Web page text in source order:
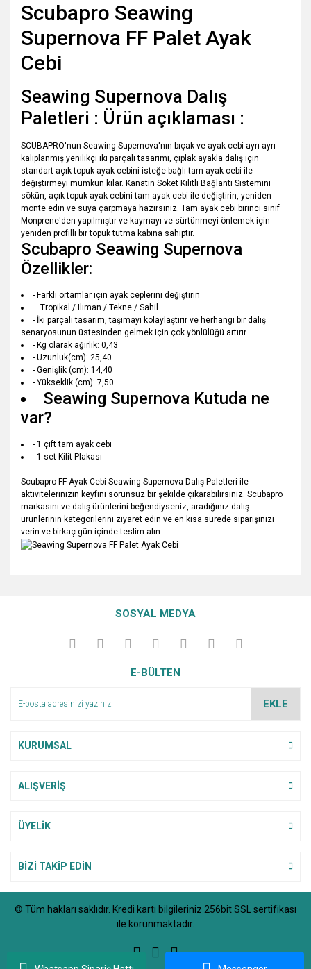
Scubapro Seawing
Supernova FF Palet Ayak
Cebi
Seawing Supernova Dalış
Paletleri : Ürün açıklaması :
SCUBAPRO'nun Seawing Supernova'nın bıçak ve ayak cebi ayrı ayrı
kalıplanmış yenilikçi iki parçalı tasarımı, çıplak ayakla dalış için
standart açık topuk ayak cebini isteğe bağlı tam ayak cebi ile
değiştirmeyi mümkün kılar. Kanatın Soket Kilitli Bağlantı Sistemini
sökün, açık topuk ayak cebini tam ayak cebi ile değiştirin, yeniden
monte edin ve suya çarpmaya hazırsınız. Tam ayak cebi birinci sınıf
Monprene'den yapılmıştır ve kaymayı ve sürtünmeyi önlemek için
yeniden profilli bir topuk tutma kabına sahiptir.
Scubapro Seawing Supernova
Özellikler:
- Farklı ortamlar için ayak ceplerini değiştirin
– Tropikal / Ilıman / Tekne / Sahil.
- İki parçalı tasarım, taşımayı kolaylaştırır ve herhangi bir dalış
senaryosunun üstesinden gelmek için çok yönlülüğü artırır.
- Kg olarak ağırlık: 0,43
- Uzunluk(cm): 25,40
- Genişlik (cm): 14,40
- Yükseklik (cm): 7,50
Seawing Supernova Kutuda ne
var?
- 1 çift tam ayak cebi
- 1 set Kilit Plakası
Scubapro FF Ayak Cebi Seawing Supernova Dalış Paletleri ile
aktivitelerinizin keyfini sorunsuz bir şekilde çıkarabilirsiniz. Scubapro
markasını ve dalış ürünlerini beğendiyseniz, aradığınız dalış
ürünlerinin kategorilerini ziyaret edin ve en kısa sürede siparişinizi
verin ve birkaç gün içinde teslim alın.
Yorum Yaz
Soru Sor
Görüş ve önerileriniz için teşekkür ederiz.
Ürün açıklamasında eksik bilgiler bulunuyor.
SOSYAL MEDYA
E-BÜLTEN
EKLE
KURUMSAL
ALIŞVERİŞ
ÜYELİK
BİZİ TAKİP EDİN
© Tüm hakları saklıdır. Kredi kartı bilgileriniz 256bit SSL sertifikası
ile korunmaktadır.